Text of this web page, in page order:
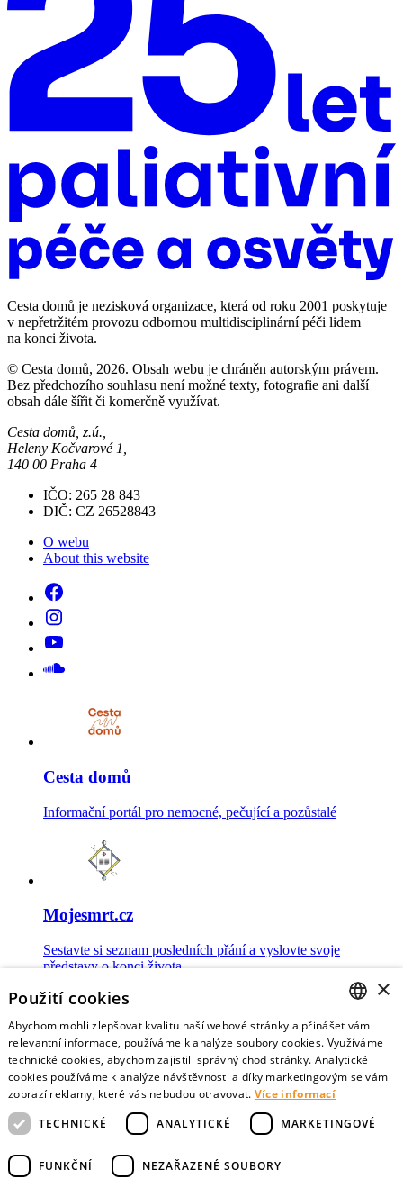
Cesta domů je nezisková organizace, která od roku 2001 poskytuje
v nepřetržitém provozu odbornou multidisciplinární péči lidem
na konci života.
© Cesta domů, 2026. Obsah webu je chráněn autorským právem.
Bez předchozího souhlasu není možné texty, fotografie ani další
obsah dále šířit či komerčně využívat.
Cesta domů, z.ú.,
Heleny Kočvarové 1,
140 00 Praha 4
IČO: 265 28 843
DIČ: CZ 26528843
O webu
About this website
Cesta domů
Informační portál pro nemocné, pečující a pozůstalé
Mojesmrt.cz
Sestavte si seznam posledních přání a vyslovte svoje
představy o konci života
Data o umírání
Nejnovější data o postojích veřejnosti a zdravotníků k umírání
CZECH
ENGLISH
×
Použití cookies
Abychom mohli zlepšovat kvalitu naší webové stránky a přinášet vám
relevantní informace, používáme k analýze soubory cookies. Využíváme
technické cookies, abychom zajistili správný chod stránky. Analytické
cookies používáme k analýze návštěvnosti a díky marketingovým se vám
zobrazí reklamy, které vás nebudou otravovat. Více informací
TECHNICKÉ
ANALYTICKÉ MARKETINGOVÉ
FUNKČNÍ NEZAŘAZENÉ SOUBORY